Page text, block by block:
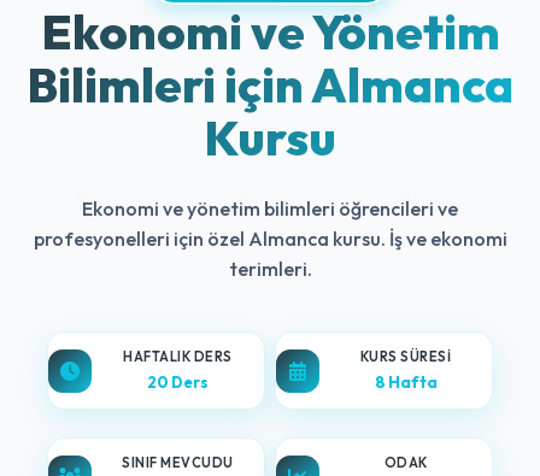
Ekonomi ve Yönetim
Bilimleri için Almanca
Kursu
Ekonomi ve yönetim bilimleri öğrencileri ve
profesyonelleri için özel Almanca kursu. İş ve ekonomi
terimleri.
HAFTALIK DERS
20 Ders
KURS SÜRESI
8 Hafta
SINIF MEVCUDU ODAK